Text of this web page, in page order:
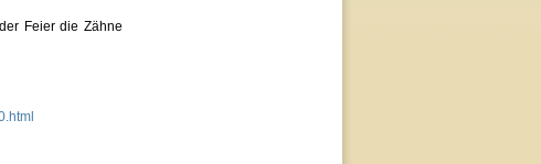
Feier die Zähne